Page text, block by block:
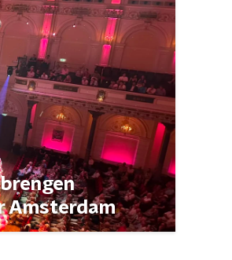
Amsterdam